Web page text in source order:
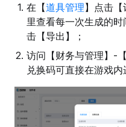
在【道具管理】点击
里查看每一次生成的
击【导出】；
访问【财务与管理】-【
兑换码可直接在游戏内